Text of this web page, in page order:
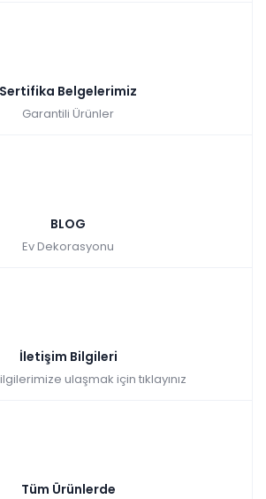
Sertifika Belgelerimiz
Garantili Ürünler
BLOG
Ev Dekorasyonu
İletişim Bilgileri
ulaşmak için tıklayınız
Tüm Ürünlerde